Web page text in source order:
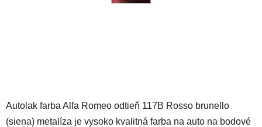
Autolak farba Alfa Romeo odtieň 117B Rosso brunello
(siena) metalíza je vysoko kvalitná farba na auto na bodové